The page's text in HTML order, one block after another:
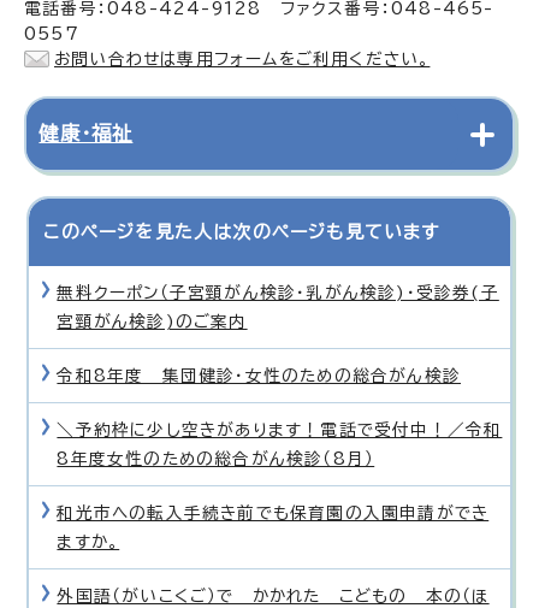
電話番号：048-424-9128 ファクス番号：048-465-
0557
お問い合わせは専用フォームをご利用ください。
健康・福祉
このページを見た人は次のページも見ています
無料クーポン（子宮頸がん検診・乳がん検診)・受診券(子
宮頸がん検診)のご案内
令和8年度 集団健診・女性のための総合がん検診
＼予約枠に少し空きがあります！電話で受付中！／令和
8年度女性のための総合がん検診（8月）
和光市への転入手続き前でも保育園の入園申請ができ
ますか。
外国語（がいこくご）で かかれた こどもの 本の（ほ